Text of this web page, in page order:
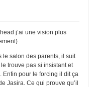
j’ai une vision plus
le salon des parents, il suit
trouve pas si insistant et
Enfin pour le forcing il dit ça
Jasira. Ce qui prouve qu’il